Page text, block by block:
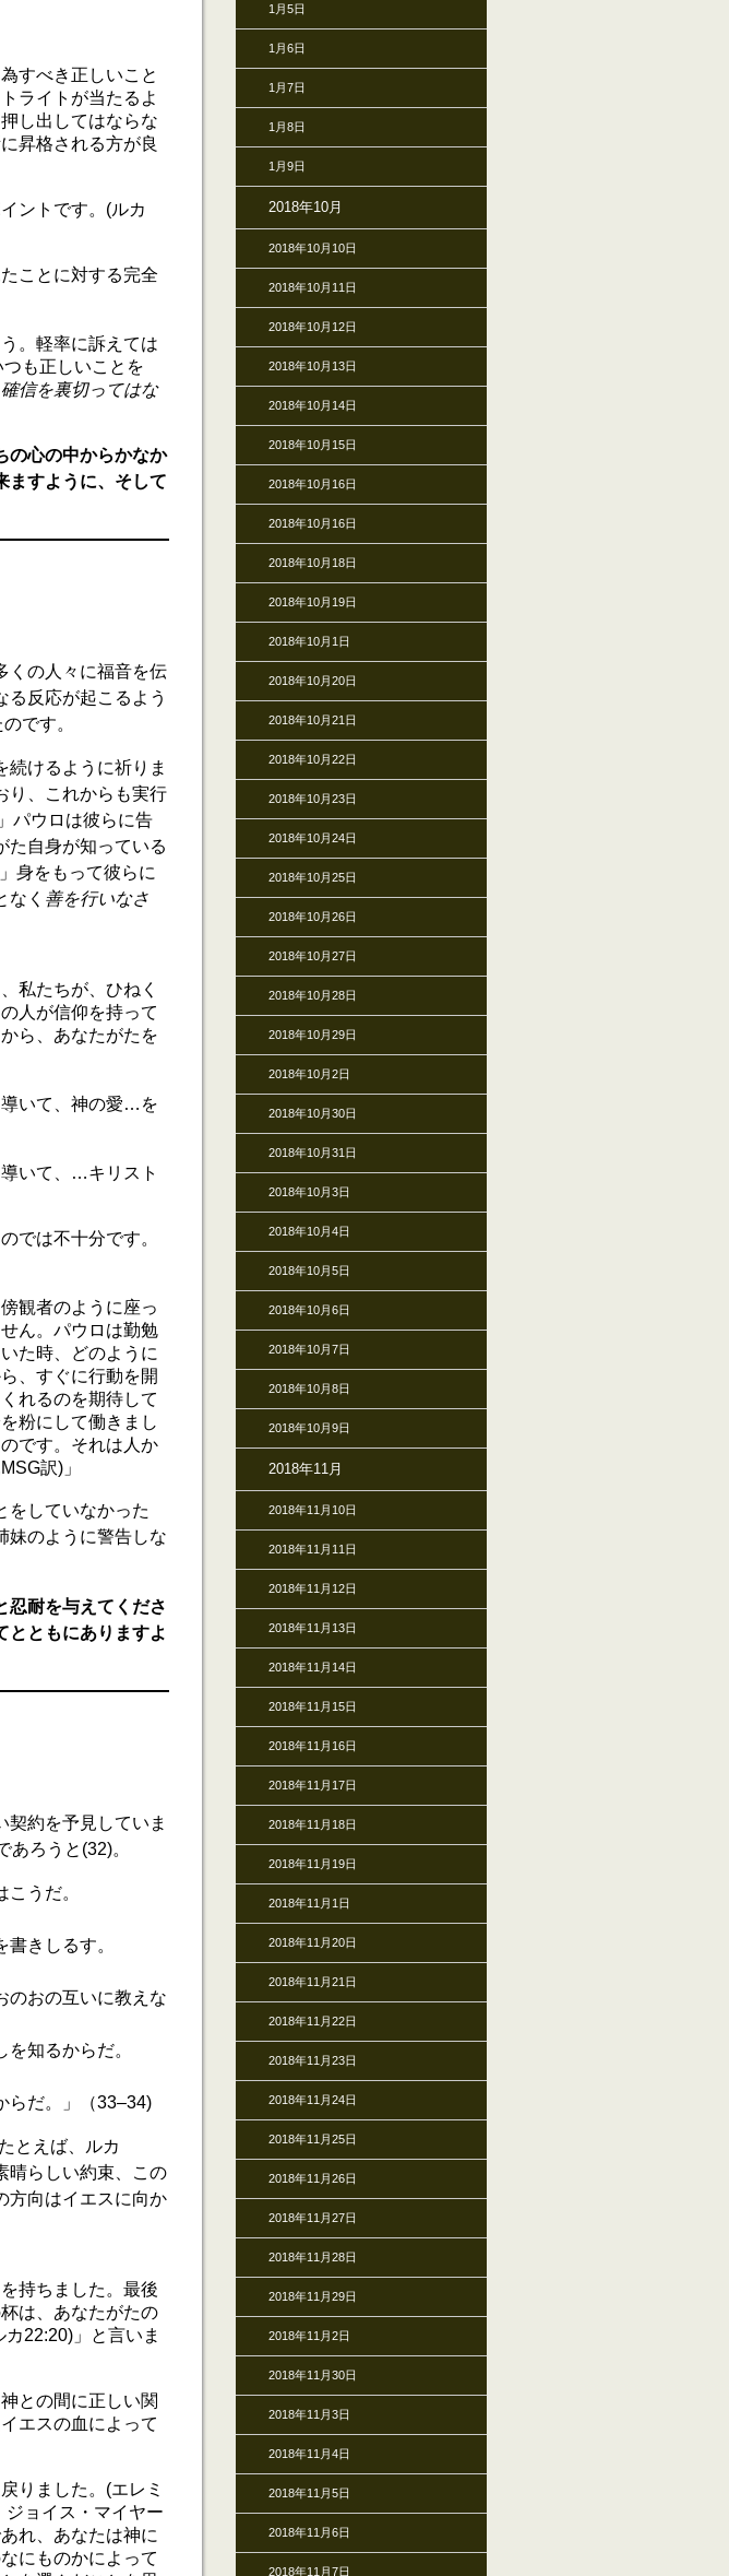
すべき正しいこと
ライトが当たるよ
し出してはならな
昇格される方が良
ントです。(ルカ
ことに対する完全
。軽率に訴えては
も正しいことを
確信を裏切ってはな
の心の中からかなか
ますように、そして
くの人々に福音を伝
る反応が起こるよう
です。
続けるように祈りま
り、これからも実行
パウロは彼らに告
た自身が知っている
身をもって彼らに
なく 善を行いなさ
私たちが、ひねく
人が信仰を持って
ら、あなたがたを
いて、神の愛…を
いて、…キリスト
では不十分です。
観者のように座っ
ん。パウロは勤勉
た時、どのように
、すぐに行動を開
れるのを期待して
粉にして働きまし
です。それは人か
訳)」
をしていなかった
妹のように警告しな
忍耐を与えてくださ
とともにありますよ
契約を予見していま
ろうと(32)。
うだ。
きしるす。
のおの互いに教えな
知るからだ。
らだ。」（33–34)
とえば、ルカ
晴らしい約束、この
方向はイエスに向か
持ちました。最後
は、あなたがたの
22:20)」と言いま
との間に正しい関
エスの血によって
りました。(エレミ
ョイス・マイヤー
れ、あなたは神に
にものかによって
1月5日
1月6日
1月7日
1月8日
1月9日
2018年10月
2018年10月10日
2018年10月11日
2018年10月12日
2018年10月13日
2018年10月14日
2018年10月15日
2018年10月16日
2018年10月16日
2018年10月18日
2018年10月19日
2018年10月1日
2018年10月20日
2018年10月21日
2018年10月22日
2018年10月23日
2018年10月24日
2018年10月25日
2018年10月26日
2018年10月27日
2018年10月28日
2018年10月29日
2018年10月2日
2018年10月30日
2018年10月31日
2018年10月3日
2018年10月4日
2018年10月5日
2018年10月6日
2018年10月7日
2018年10月8日
2018年10月9日
2018年11月
2018年11月10日
2018年11月11日
2018年11月12日
2018年11月13日
2018年11月14日
2018年11月15日
2018年11月16日
2018年11月17日
2018年11月18日
2018年11月19日
2018年11月1日
2018年11月20日
2018年11月21日
2018年11月22日
2018年11月23日
2018年11月24日
2018年11月25日
2018年11月26日
2018年11月27日
2018年11月28日
2018年11月29日
2018年11月2日
2018年11月30日
2018年11月3日
2018年11月4日
2018年11月5日
2018年11月6日
2018年11月7日